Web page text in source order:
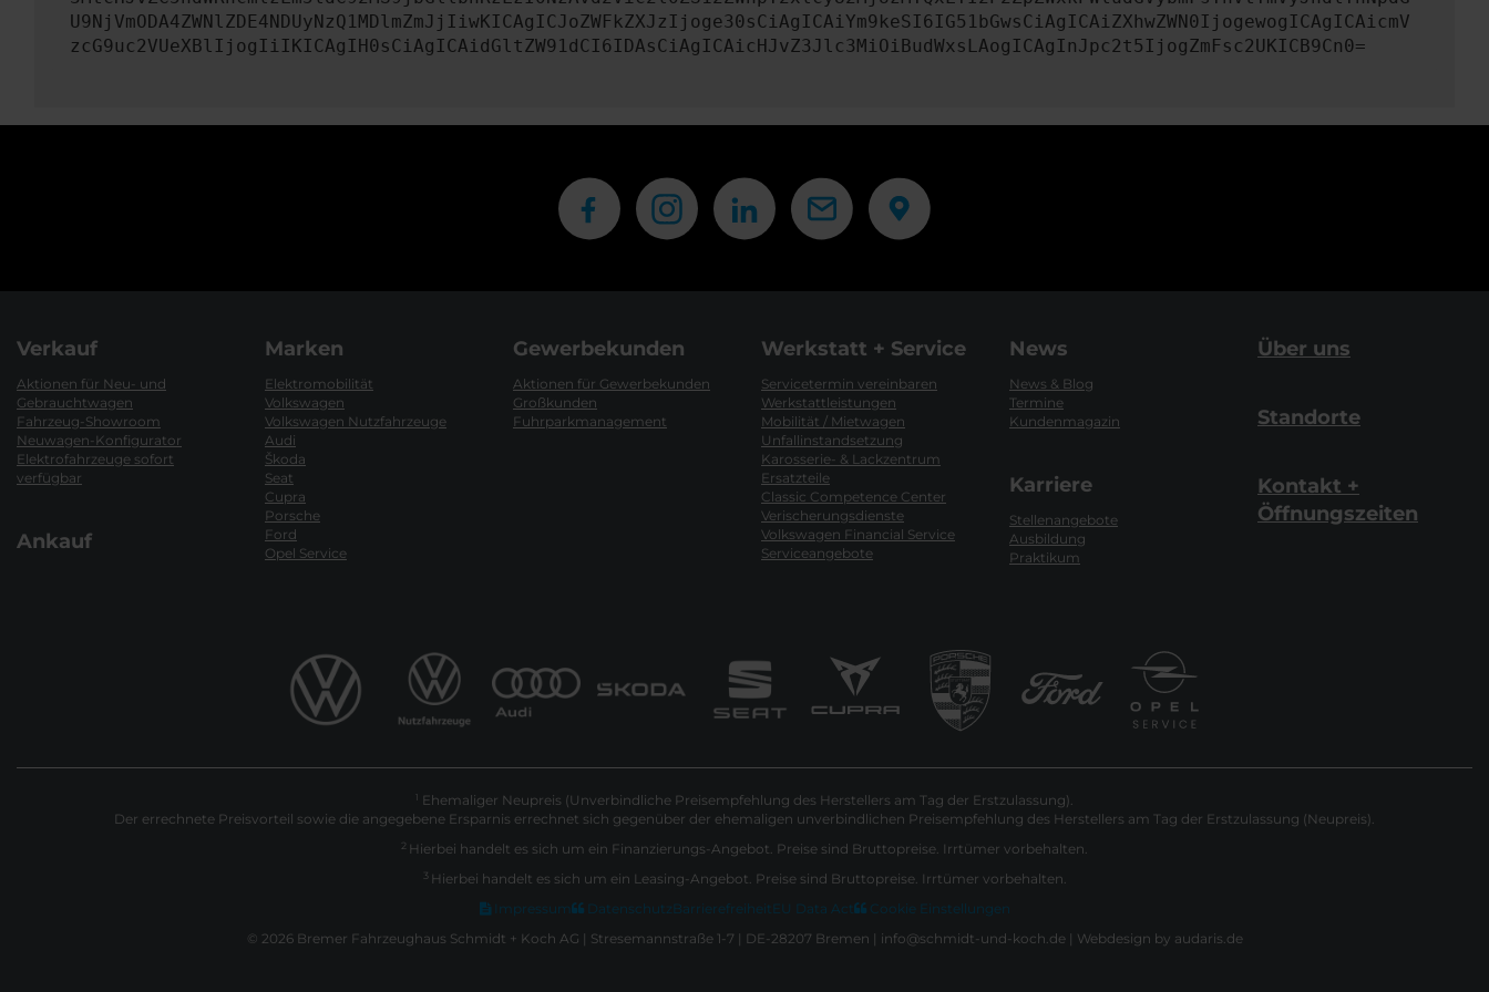
U9NjVmODA4ZWNlZDE4NDUyNzQ1MDlmZmJjIiwKICAgICJoZWFkZXJzIjoge30sCiAgICAiYm9keSI6IG51bGwsCiAgICAiZXhwZWN0IjogewogICAgICAicmV
zcG9uc2VUeXBlIjogIiIKICAgIH0sCiAgICAidGltZW91dCI6IDAsCiAgICAicHJvZ3Jlc3MiOiBudWxsLAogICAgInJpc2t5IjogZmFsc2UKICB9Cn0=
Verkauf
Aktionen für Neu- und
Gebrauchtwagen
Fahrzeug-Showroom
Neuwagen-Konfigurator
Elektrofahrzeuge sofort
verfügbar
Ankauf
Marken
Elektromobilität
Volkswagen
Volkswagen Nutzfahrzeuge
Audi
Škoda
Seat
Cupra
Porsche
Ford
Opel Service
Gewerbekunden
Aktionen für Gewerbekunden
Großkunden
Fuhrparkmanagement
Werkstatt + Service
Servicetermin vereinbaren
Werkstattleistungen
Mobilität / Mietwagen
Unfallinstandsetzung
Karosserie- & Lackzentrum
Ersatzteile
Classic Competence Center
Verischerungsdienste
Volkswagen Financial Service
Serviceangebote
News
News & Blog
Termine
Kundenmagazin
Karriere
Stellenangebote
Ausbildung
Praktikum
Über uns
Standorte
Kontakt +
Öffnungszeiten
1 Ehemaliger Neupreis (Unverbindliche Preisempfehlung des Herstellers am Tag der Erstzulassung).
Der errechnete Preisvorteil sowie die angegebene Ersparnis errechnet sich gegenüber der ehemaligen unverbindlichen Preisempfehlung des Herstellers am Tag der Erstzulassung (Neupreis).
2 Hierbei handelt es sich um ein Finanzierungs-Angebot. Preise sind Bruttopreise. Irrtümer vorbehalten.
3 Hierbei handelt es sich um ein Leasing-Angebot. Preise sind Bruttopreise. Irrtümer vorbehalten.
Impressum
Datenschutz Barrierefreiheit EU Data Act
Cookie Einstellungen
© 2026 Bremer Fahrzeughaus Schmidt + Koch AG | Stresemannstraße 1-7 | DE-28207 Bremen | info@schmidt-und-koch.de | Webdesign by audaris.de